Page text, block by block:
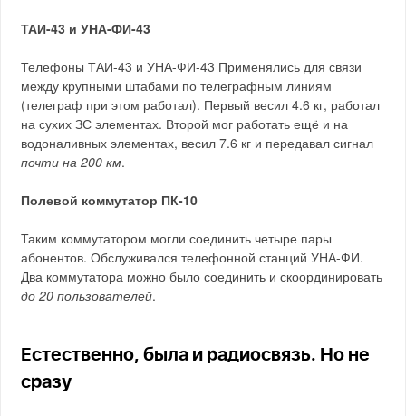
ТАИ-43 и УНА-ФИ-43
Телефоны ТАИ-43 и УНА-ФИ-43 Применялись для связи
между крупными штабами по телеграфным линиям
(телеграф при этом работал). Первый весил 4.6 кг, работал
на сухих ЗС элементах. Второй мог работать ещё и на
водоналивных элементах, весил 7.6 кг и передавал сигнал
почти на 200 км.
Полевой коммутатор ПК-10
Таким коммутатором могли соединить четыре пары
абонентов. Обслуживался телефонной станций УНА-ФИ.
Два коммутатора можно было соединить и скоординировать
до 20 пользователей.
Естественно, была и радиосвязь. Но не
сразу